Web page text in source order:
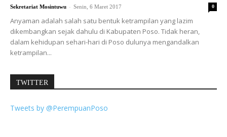
Sekretariat Mosintuwu - Senin, 6 Maret 2017 0
Anyaman adalah salah satu bentuk ketrampilan yang lazim
dikembangkan sejak dahulu di Kabupaten Poso. Tidak heran,
dalam kehidupan sehari-hari di Poso dulunya mengandalkan
ketrampilan...
TWITTER
Tweets by @PerempuanPoso